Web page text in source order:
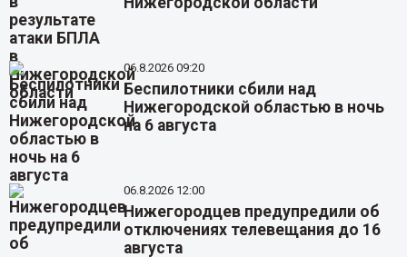
06.8.2026 09:20
Беспилотники сбили над
Нижегородской областью в ночь
на 6 августа
06.8.2026 12:00
Нижегородцев предупредили об
отключениях телевещания до 16
августа